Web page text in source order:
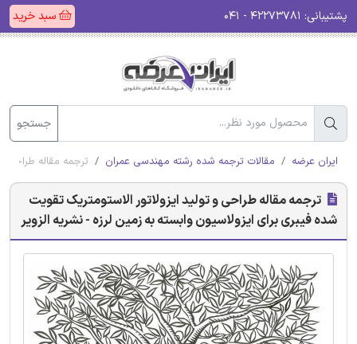
پشتیبانی: سبد خرید
جستجو
ایران عرضه مقالات ترجمه شده رشته مهندسی عمران ترجمه مقاله طراحی
ترجمه مقاله طراحی و تولید ایزولاتور الاستومتریک تقویت
شده فیبری برای ایزولاسیون وابسته به زمین لرزه - نشریه الزویر